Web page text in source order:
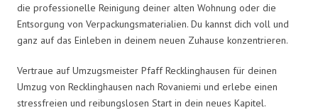
die professionelle Reinigung deiner alten Wohnung oder die
Entsorgung von Verpackungsmaterialien. Du kannst dich voll und
ganz auf das Einleben in deinem neuen Zuhause konzentrieren.
Vertraue auf Umzugsmeister Pfaff Recklinghausen für deinen
Umzug von Recklinghausen nach Rovaniemi und erlebe einen
stressfreien und reibungslosen Start in dein neues Kapitel.